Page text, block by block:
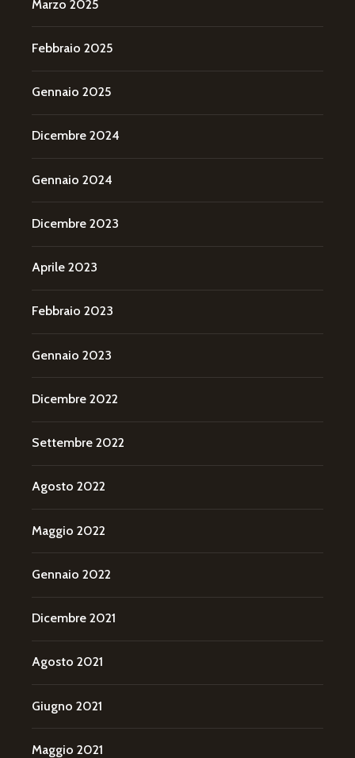
Marzo 2025
Febbraio 2025
Gennaio 2025
Dicembre 2024
Gennaio 2024
Dicembre 2023
Aprile 2023
Febbraio 2023
Gennaio 2023
Dicembre 2022
Settembre 2022
Agosto 2022
Maggio 2022
Gennaio 2022
Dicembre 2021
Agosto 2021
Giugno 2021
Maggio 2021